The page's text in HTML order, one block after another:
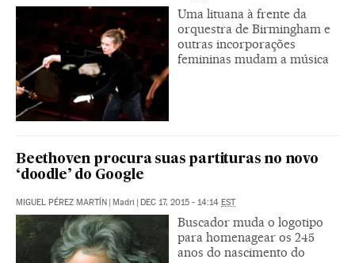
Uma lituana à frente da
orquestra de Birmingham e
outras incorporações
femininas mudam a música
Beethoven procura suas partituras no novo
‘doodle’ do Google
MIGUEL PÉREZ MARTÍN | Madri | DEC 17, 2015 - 14:14 EST
Buscador muda o logotipo
para homenagear os 245
anos do nascimento do